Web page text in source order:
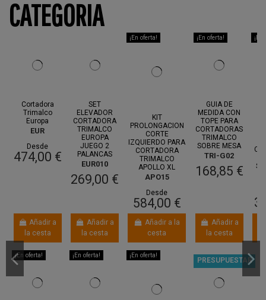
CATEGORIA
Cortadora
Trimalco
Europa
EUR
Desde
474,00 €
Añadir a
la cesta
SET
ELEVADOR
CORTADORA
TRIMALCO
EUROPA
JUEGO 2
PALANCAS
EUR010
269,00 €
Añadir a
la cesta
¡En oferta!
KIT
PROLONGACION
CORTE
IZQUIERDO PARA
CORTADORA
TRIMALCO
APOLLO XL
APO15
Desde
584,00 €
Añadir a la
cesta
¡En oferta!
GUIA DE
MEDIDA CON
TOPE PARA
CORTADORAS
TRIMALCO
SOBRE MESA
TRI-G02
168,85 €
Añadir a
la cesta
¡En
¡En oferta! ¡En oferta! ¡En oferta!
PRESUPUESTAR